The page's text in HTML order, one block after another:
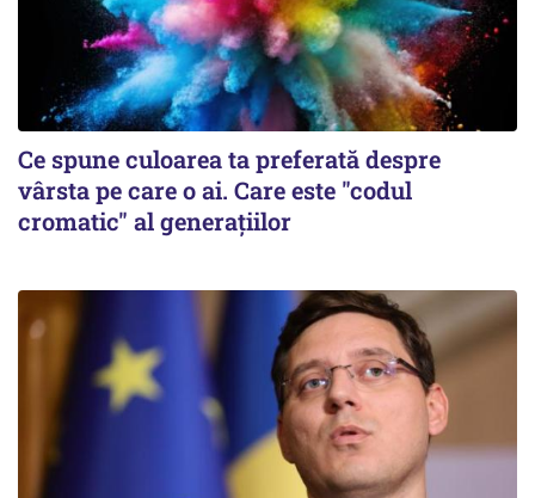
Ce spune culoarea ta preferată despre
vârsta pe care o ai. Care este "codul
cromatic" al generațiilor